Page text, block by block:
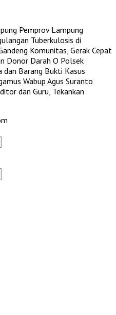
Pemprov Lampung
Tuberkulosis di
Komunitas, Gerak Cepat
Donor Darah O Polsek
dan Barang Bukti Kasus
Wabup Agus Suranto
dan Guru, Tekankan